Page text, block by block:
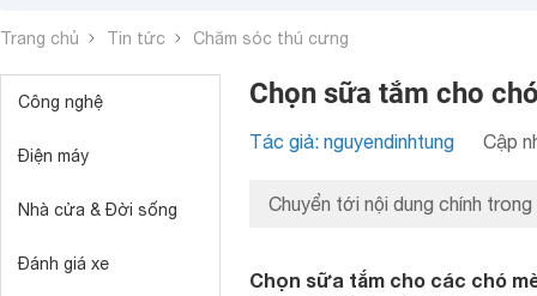
Trang chủ Tin tức Chăm sóc thú cưng
Công nghệ
Điện máy
Nhà cửa & Đời sống
Đánh giá xe
Chọn sữa tắm cho
Tác giả: nguyendinhtung Cập
Chuyển tới nội dung chính trong
Chọn sữa tắm cho các chó